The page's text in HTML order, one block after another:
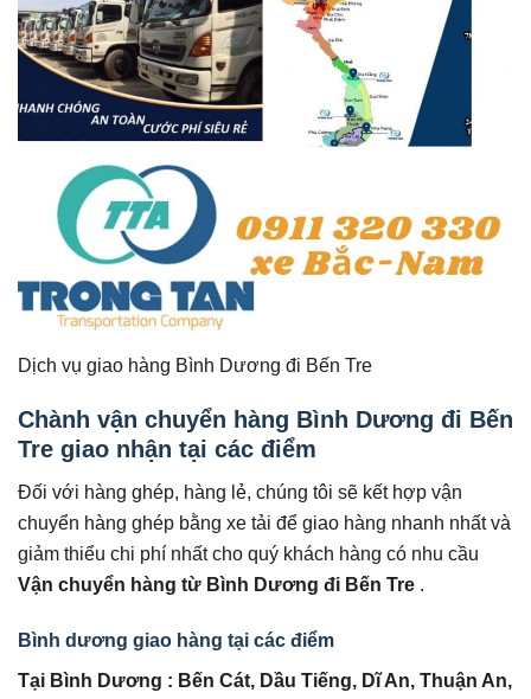
Dịch vụ giao hàng Bình Dương đi Bến Tre
Chành vận chuyển hàng Bình Dương đi Bến
Tre giao nhận tại các điểm
Đối với hàng ghép, hàng lẻ, chúng tôi sẽ kết hợp vận
chuyển hàng ghép bằng xe tải để giao hàng nhanh nhất và
giảm thiểu chi phí nhất cho quý khách hàng có nhu cầu
Vận chuyển hàng từ Bình Dương đi Bến Tre
Bình dương giao hàng tại các điểm
Tại Bình Dương : Bến Cát, Dầu Tiếng, Dĩ An, Thuận An,